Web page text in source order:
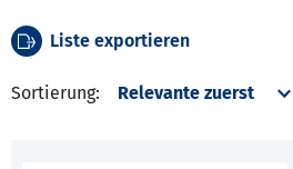
Liste exportieren
Sortierung: